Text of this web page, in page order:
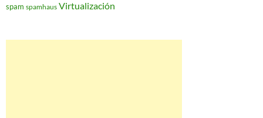
spam spamhaus Virtualización